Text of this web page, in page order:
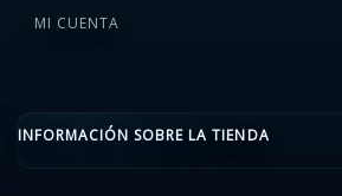
MI CUENTA
INFORMACIÓN SOBRE LA TIENDA